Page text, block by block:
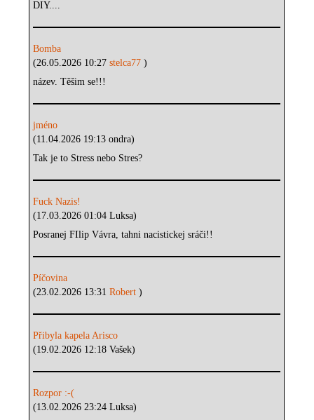
DIY....
Bomba
(26.05.2026 10:27stelca77)
název. Těšim se!!!
jméno
(11.04.2026 19:13 ondra)
Tak je to Stress nebo Stres?
Fuck Nazis!
(17.03.2026 01:04 Luksa)
Posranej FIlip Vávra, tahni nacistickej sráči!!
Píčovina
(23.02.2026 13:31Robert)
Přibyla kapela Arisco
(19.02.2026 12:18 Vašek)
Rozpor :-(
(13.02.2026 23:24 Luksa)